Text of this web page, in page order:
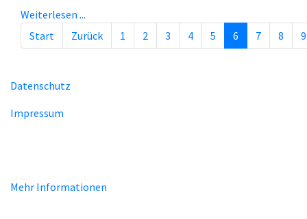
Weiterlesen ...
Seite 6 von 29
Start Zurück 1 2 3 4 5 6 7 8 9
Datenschutz
Impressum
Mehr Informationen